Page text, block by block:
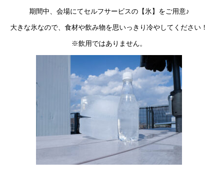
期間中、会場にてセルフサービスの【氷】をご用意♪
大きな氷なので、食材や飲み物を思いっきり冷やしてください！
※飲用ではありません。